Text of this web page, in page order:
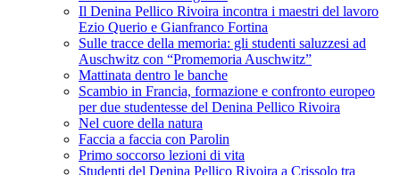
Il Denina Pellico Rivoira incontra i maestri del lavoro
Ezio Querio e Gianfranco Fortina
Sulle tracce della memoria: gli studenti saluzzesi ad
Auschwitz con “Promemoria Auschwitz”
Mattinata dentro le banche
Scambio in Francia, formazione e confronto europeo
per due studentesse del Denina Pellico Rivoira
Nel cuore della natura
Faccia a faccia con Parolin
Primo soccorso lezioni di vita
Studenti del Denina Pellico Rivoira a Crissolo tra